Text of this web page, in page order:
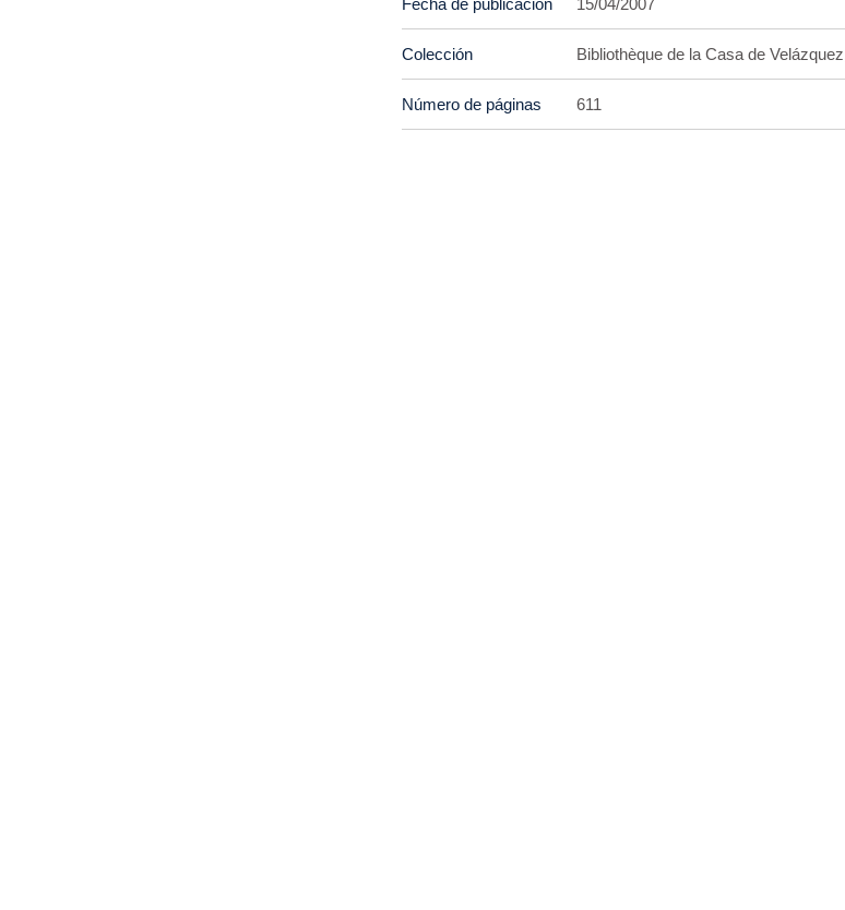
Fecha de publicación 15/04/2007
Colección Bibliothèque de la Casa de
Número de páginas 611